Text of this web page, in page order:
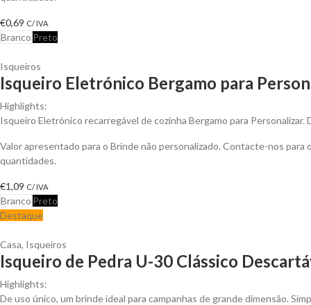
€0,69 C/ IVA
Branco Preto
Isqueiros
Isqueiro Eletrónico Bergamo para
Highlights:
Isqueiro Eletrónico recarregável de cozinha Bergamo para Personalizar.
Valor apresentado para o Brinde não personalizado. Contacte-nos
quantidades.
€1,09 C/ IVA
Branco Preto
Destaque
Casa, Isqueiros
Isqueiro de Pedra U-30 Clássico
Highlights:
De uso único, um brinde ideal para campanhas de grande dimensão.